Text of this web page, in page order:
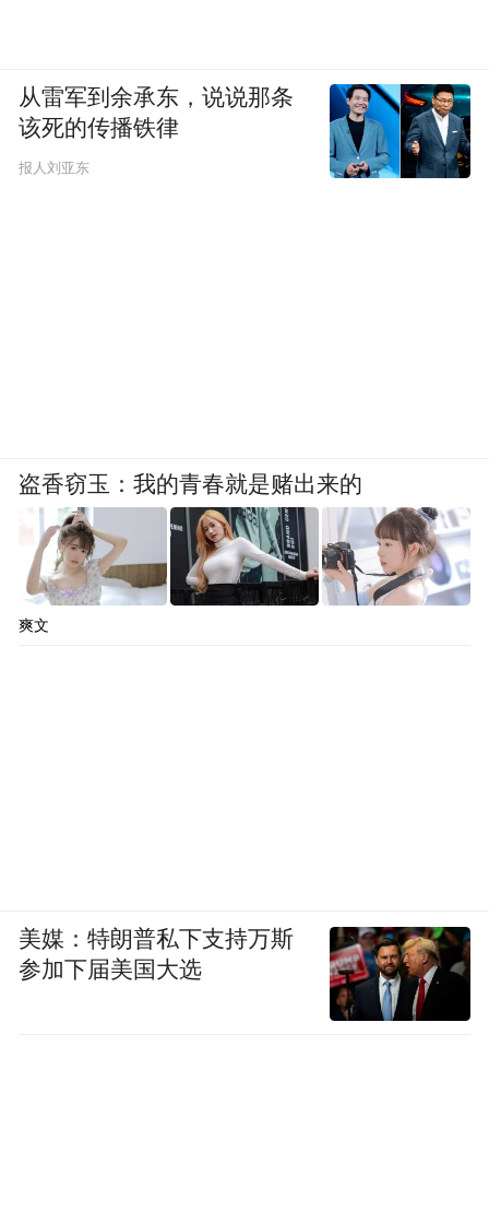
从雷军到余承东，说说那条
该死的传播铁律
报人刘亚东
盗香窃玉：我的青春就是赌出来的
爽文
美媒：特朗普私下支持万斯
参加下届美国大选